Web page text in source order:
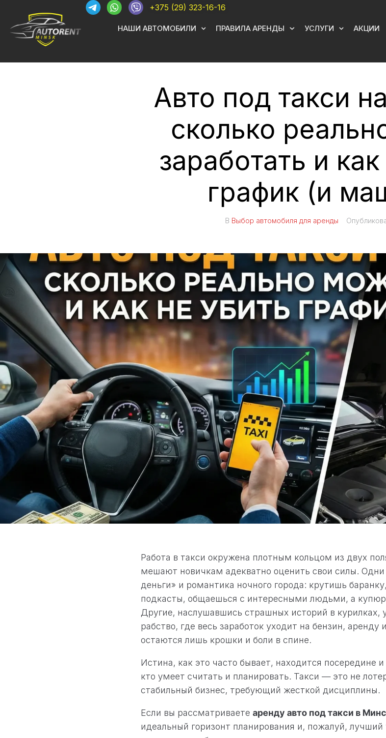
+375 (29) 323-16-16
НАШИ АВТОМОБИЛИ ПРАВИЛА АРЕНДЫ УСЛУГИ АКЦИИ
Авто под такси
сколько
заработать и
график (и
В Выбор автомобиля для аренды
Работа в такси окружена плотным кольцом из двух
мешают новичкам адекватно оценить свои силы. Одни
деньги» и романтика ночного города: крутишь
подкасты, общаешься с интересными людьми, а
Другие, наслушавшись страшных историй в курилках,
рабство, где весь заработок уходит на бензин,
остаются лишь крошки и боли в спине.
Истина, как это часто бывает, находится посередине
кто умеет считать и планировать. Такси — это не
стабильный бизнес, требующий жесткой дисциплины.
Если вы рассматриваете аренду авто под такси в
идеальный горизонт планирования и, пожалуй,